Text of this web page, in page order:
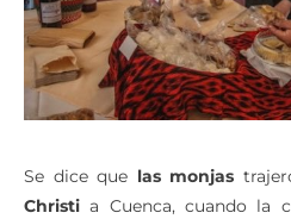
Se dice que las monjas
Christi a Cuenca, cuando la